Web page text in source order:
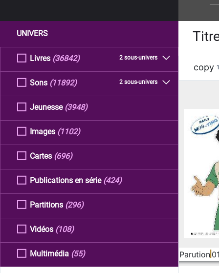
UNIVERS
Livres 2 sous-univers
(36842)
Sons 2 sous-univers
(11892)
Jeunesse (3948)
Images (1102)
Cartes (696)
Publications en série (424)
Partitions (296)
Vidéos (108)
Multimédia (55)
copy
Parution